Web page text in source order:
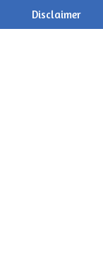
Disclaimer